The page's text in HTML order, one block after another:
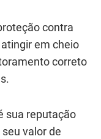
contra
em cheio
correto
sua reputação
valor de